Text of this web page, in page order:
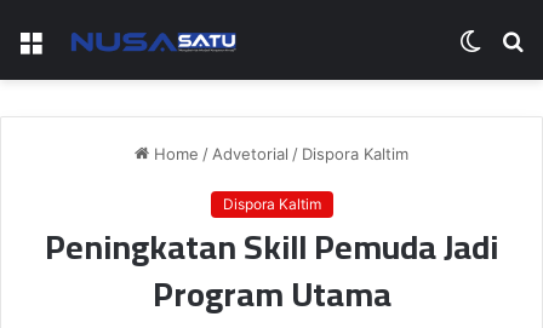
Menu
Switch
skin
Home /Advetorial / Dispora Kaltim
Dispora Kaltim
Peningkatan Skill Pemuda Jadi
Program Utama